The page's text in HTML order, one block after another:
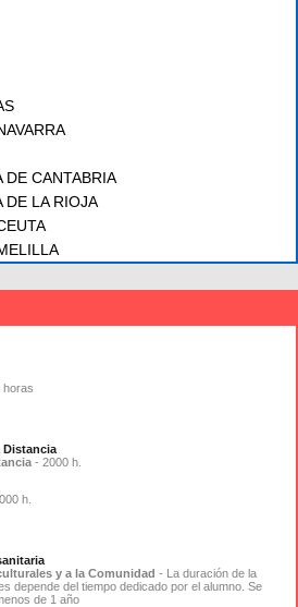
DE CANTABRIA
DE LA RIOJA
horas
Distancia
- 2000 h.
h.
y a la Comunidad - La duración de la
depende del tiempo dedicado por el alumno. Se
de 1 año